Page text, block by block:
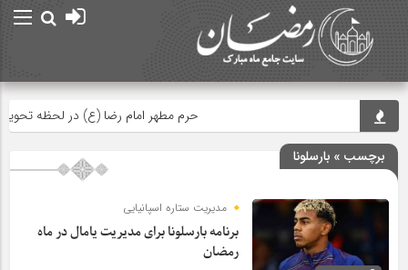
حرم مطهر امام رضا (ع) در لحظه تحویل سال
برچسب » بارسلونا
مدیریت ستاره اسپانیایی‌
برنامه بارسلونا برای مدیریت یامال در ماه
رمضان